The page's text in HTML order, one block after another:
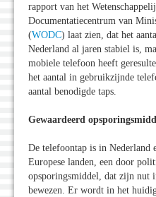
rapport van het
Documentatiecentrum van
(WODC) laat zien, dat het
Nederland al jaren stabiel is,
mobiele telefoon heeft
het aantal in gebruikzijnde
aantal benodigde taps.
Gewaardeerd
De telefoontap is in Nederland
Europese landen, een door
opsporingsmiddel, dat zijn nut
bewezen. Er wordt in het